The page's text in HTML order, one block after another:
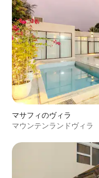
マサフィのヴィラ
マウンテンランドヴィラ